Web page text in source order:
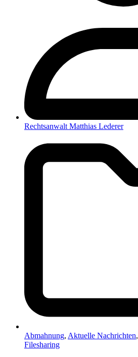
Rechtsanwalt Matthias Lederer
Abmahnung, Aktuelle Nachrichten,
Filesharing